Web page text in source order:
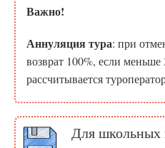
Важно!
Аннуляция тура: при
возврат 100%, если
рассчитывается
Для школьных